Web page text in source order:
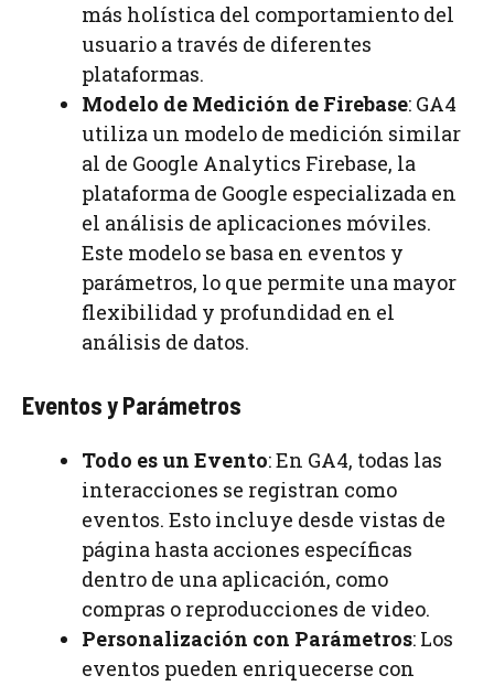
más holística del comportamiento del
usuario a través de diferentes
plataformas.
Modelo de Medición de Firebase: GA4
utiliza un modelo de medición similar
al de Google Analytics Firebase, la
plataforma de Google especializada en
el análisis de aplicaciones móviles.
Este modelo se basa en eventos y
parámetros, lo que permite una mayor
flexibilidad y profundidad en el
análisis de datos.
Eventos y Parámetros
Todo es un Evento: En GA4, todas las
interacciones se registran como
eventos. Esto incluye desde vistas de
página hasta acciones específicas
dentro de una aplicación, como
compras o reproducciones de video.
Personalización con Parámetros: Los
eventos pueden enriquecerse con